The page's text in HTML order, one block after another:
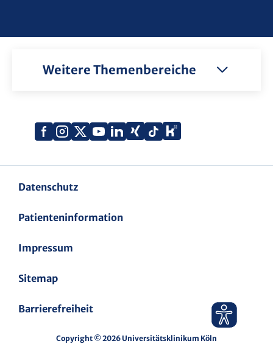
Weitere Themenbereiche
Facebook
Instagram
X
YouTube
LinkedIn
Xing TiktokKununu
Datenschutz
Patienteninformation
Impressum
Sitemap
Barrierefreiheit
Copyright © 2026 Universitätsklinikum Köln